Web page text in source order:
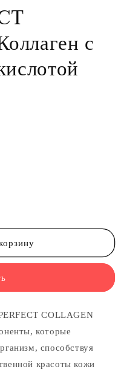
с
COLLAGEN
которые
способствуя
красоты кожи